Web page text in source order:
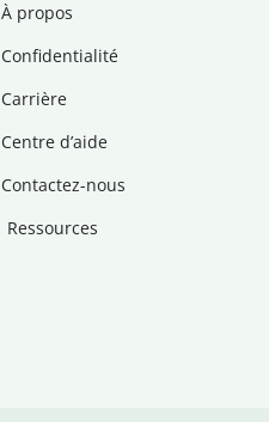
À propos
Confidentialité
Carrière
Centre d’aide
Contactez-nous
Ressources